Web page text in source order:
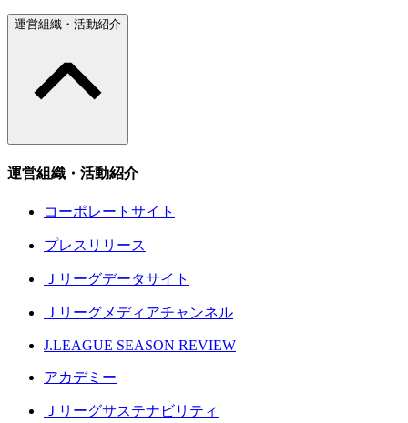
運営組織・活動紹介
運営組織・活動紹介
コーポレートサイト
プレスリリース
Ｊリーグデータサイト
Ｊリーグメディアチャンネル
J.LEAGUE SEASON REVIEW
アカデミー
Ｊリーグサステナビリティ